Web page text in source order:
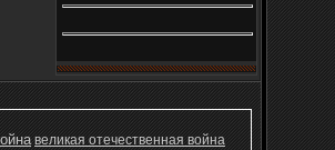
великая отечественная война